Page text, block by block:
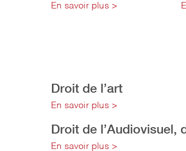
En savoir plus >
Droit de l’art
En savoir plus >
Droit de l’Audiovisuel,
En savoir plus >